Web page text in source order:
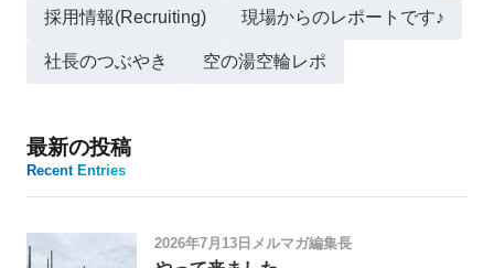
採用情報(Recruiting) 現場からのレポートです♪
社長のつぶやき 空の湯空輪レポ
最新の投稿
Recent Entries
2026年7月13日 メルマガ編集長